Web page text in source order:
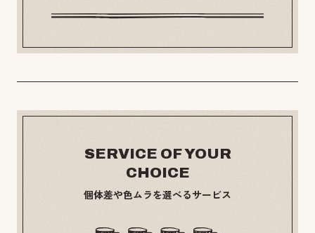
SERVICE OF YOUR
CHOICE
個体差や色ムラを選べるサービス